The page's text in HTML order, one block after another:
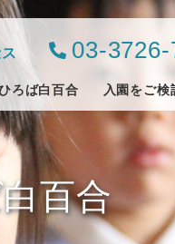
03-3726-
ろば白百合 入園をご検
百合